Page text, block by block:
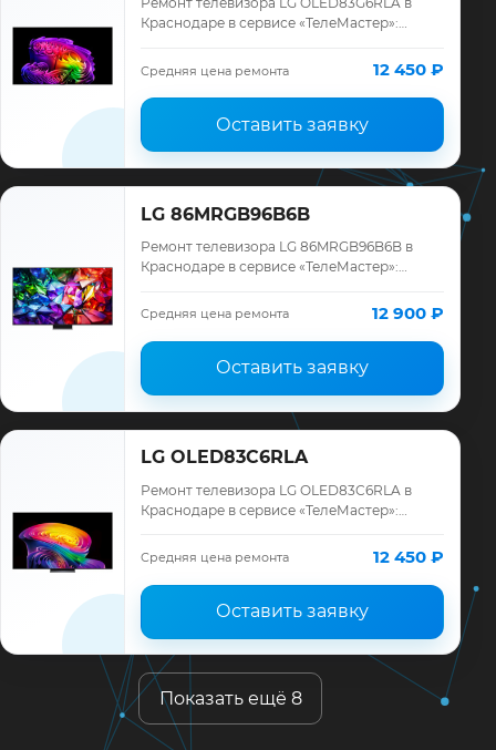
Краснодаре в сервисе «ТелеМастер»:
запчасти и гарантия до 12 месяцев.
Средняя цена ремонта 12 450 ₽
Оставить заявку
LG 86MRGB96B6B
Ремонт телевизора LG 86MRGB96B6B в
Краснодаре в сервисе «ТелеМастер»:
запчасти и гарантия до 12 месяцев.
Средняя цена ремонта 12 900 ₽
Оставить заявку
LG OLED83C6RLA
Ремонт телевизора LG OLED83C6RLA в
Краснодаре в сервисе «ТелеМастер»:
запчасти и гарантия до 12 месяцев.
Средняя цена ремонта 12 450 ₽
Оставить заявку
Показать ещё 8